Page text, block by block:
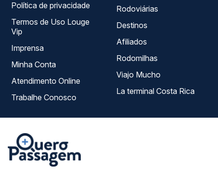
Política de privacidade
Termos de Uso Louge
Vip
Imprensa
Minha Conta
Atendimento Online
Trabalhe Conosco
Rodoviárias
Destinos
Afiliados
Rodomilhas
Viajo Mucho
La terminal Costa Rica